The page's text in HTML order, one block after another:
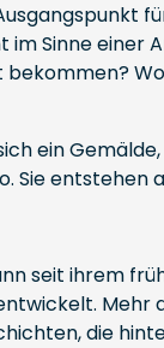
Sinne einer
ein
Sie
seit ihrem
die